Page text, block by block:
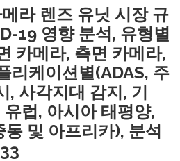
라 렌즈 유닛 시장 규
19 영향 분석, 유형별
카메라, 측면 카메라,
리케이션별(ADAS, 주
, 사각지대 감지, 기
럽, 아시아 태평양,
및 아프리카), 분석